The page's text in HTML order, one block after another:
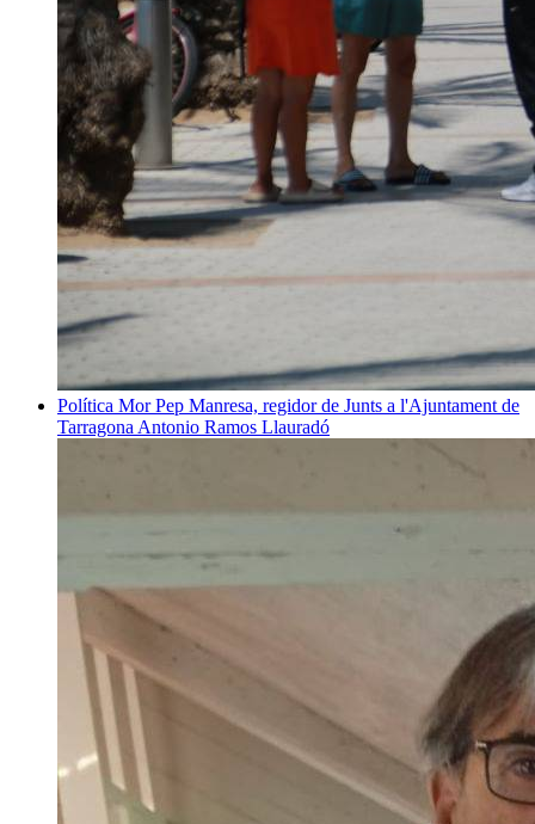
Política Mor Pep Manresa, regidor de Junts a l'Ajuntament de
Tarragona Antonio Ramos Llauradó